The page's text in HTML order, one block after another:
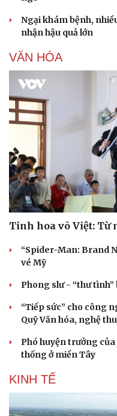
Ngại khám bệnh,
nhận hậu quả lớn
VĂN HÓA
Tinh hoa võ Việt: Từ
“Spider-Man: Brand
vé Mỹ
Phong slư - “thư
“Tiếp sức” cho công
Quỹ Văn hóa, nghệ
Phó huyện trưởng
thống ở miền Tây
KINH TẾ